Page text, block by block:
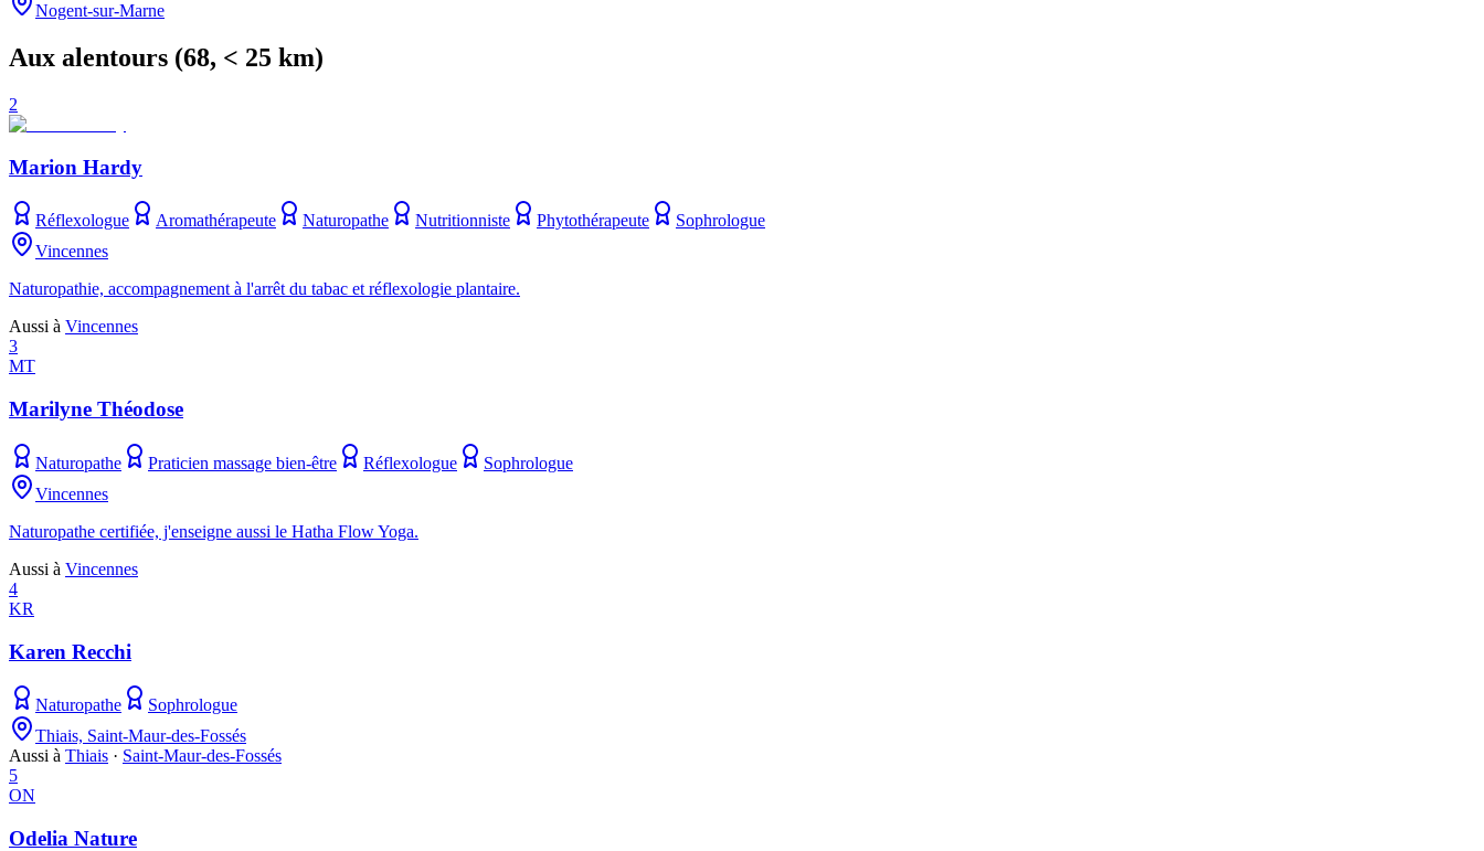
Nogent-sur-Marne
Aux alentours (68, < 25 km)
2
Marion Hardy
Réflexologue Aromathérapeute Naturopathe Nutritionniste Phytothérapeute
Sophrologue
Vincennes
Naturopathie, accompagnement à l'arrêt du tabac et réflexologie plantaire.
Aussi à Vincennes
3
MT
Marilyne Théodose
Naturopathe Praticien massage bien-être Réflexologue
Sophrologue
Vincennes
Naturopathe certifiée, j'enseigne aussi le Hatha Flow Yoga.
Aussi à Vincennes
4
KR
Karen Recchi
Naturopathe
Sophrologue
Thiais, Saint-Maur-des-Fossés
Aussi à Thiais · Saint-Maur-des-Fossés
5
ON
Odelia Nature